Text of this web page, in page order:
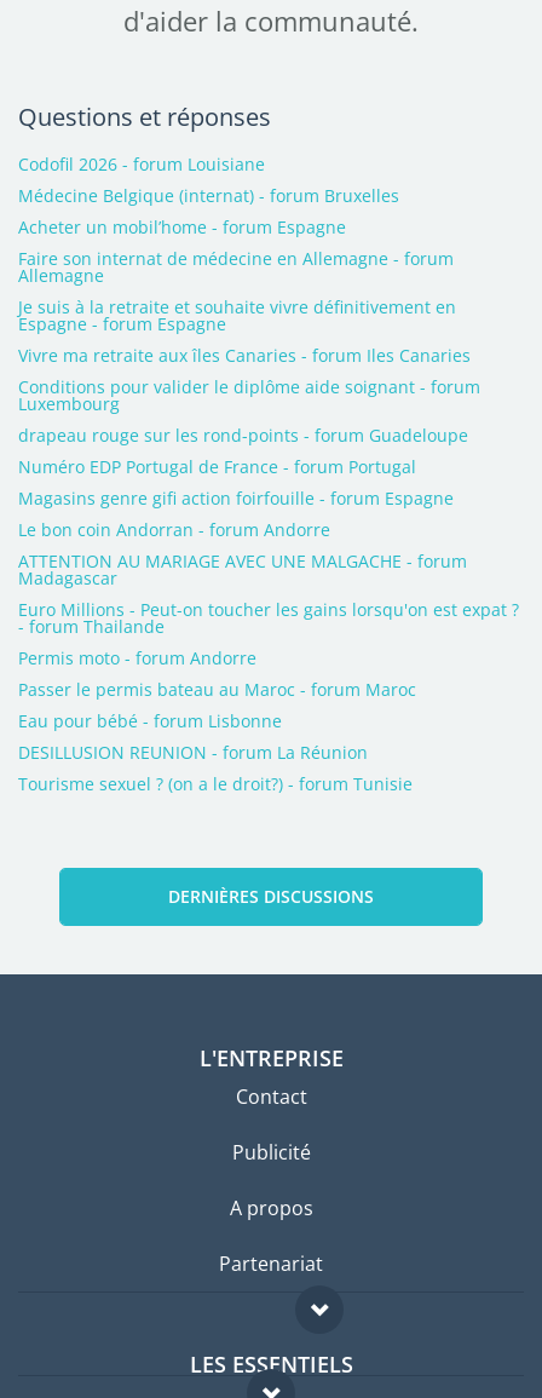
d'aider la communauté.
Questions et réponses
Codofil 2026 - forum Louisiane
Médecine Belgique (internat) - forum Bruxelles
Acheter un mobil’home - forum Espagne
Faire son internat de médecine en Allemagne - forum
Allemagne
Je suis à la retraite et souhaite vivre définitivement en
Espagne - forum Espagne
Vivre ma retraite aux îles Canaries - forum Iles Canaries
Conditions pour valider le diplôme aide soignant - forum
Luxembourg
drapeau rouge sur les rond-points - forum Guadeloupe
Numéro EDP Portugal de France - forum Portugal
Magasins genre gifi action foirfouille - forum Espagne
Le bon coin Andorran - forum Andorre
ATTENTION AU MARIAGE AVEC UNE MALGACHE - forum
Madagascar
Euro Millions - Peut-on toucher les gains lorsqu'on est expat ?
- forum Thailande
Permis moto - forum Andorre
Passer le permis bateau au Maroc - forum Maroc
Eau pour bébé - forum Lisbonne
DESILLUSION REUNION - forum La Réunion
Tourisme sexuel ? (on a le droit?) - forum Tunisie
DERNIÈRES DISCUSSIONS
L'ENTREPRISE
Contact
Publicité
A propos
Partenariat
LES ESSENTIELS